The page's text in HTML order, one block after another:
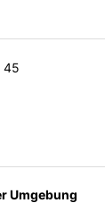
45
Umgebung